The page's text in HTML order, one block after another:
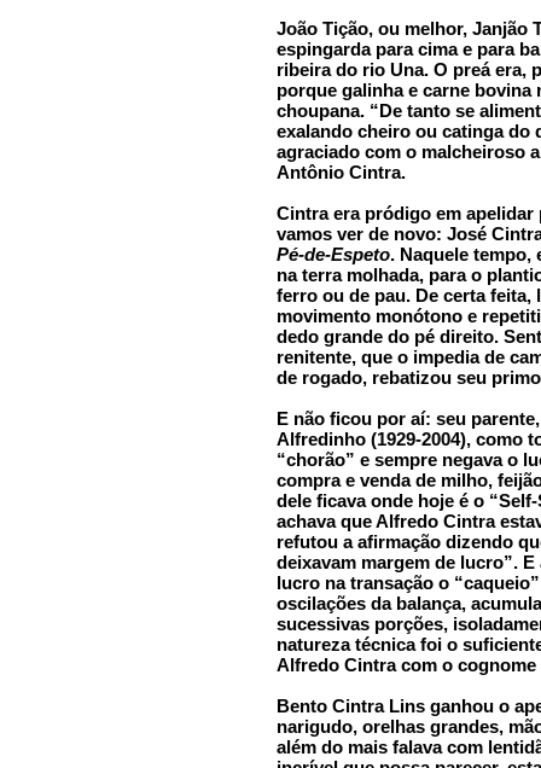
João Tição, ou melhor, Janjão
espingarda para cima e para
ribeira do rio Una. O preá era,
porque galinha e carne bovina
choupana. “De tanto se
exalando cheiro ou catinga do
agraciado com o malcheiroso
Antônio Cintra.
Cintra era pródigo em
vamos ver de novo: José
Pé-de-Espeto. Naquele
na terra molhada, para o
ferro ou de pau. De certa feita,
movimento monótono e
dedo grande do pé direito.
renitente, que o impedia de
de rogado, rebatizou seu
E não ficou por aí: seu
Alfredinho (1929-2004), como
“chorão” e sempre negava o
compra e venda de milho,
dele ficava onde hoje é o
achava que Alfredo Cintra
refutou a afirmação dizendo
deixavam margem de lucro”.
lucro na transação o
oscilações da balança,
sucessivas porções,
natureza técnica foi o
Alfredo Cintra com o
Bento Cintra Lins ganhou o
narigudo, orelhas grandes,
além do mais falava com